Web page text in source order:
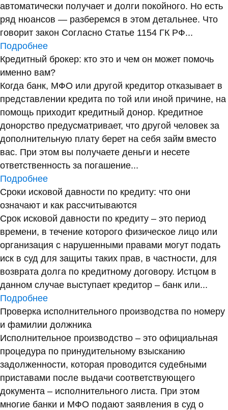
автоматически получает и долги покойного. Но есть
ряд нюансов — разберемся в этом детальнее. Что
говорит закон Согласно Статье 1154 ГК РФ...
Подробнее
Кредитный брокер: кто это и чем он может помочь
именно вам?
Когда банк, МФО или другой кредитор отказывает в
представлении кредита по той или иной причине, на
помощь приходит кредитный донор. Кредитное
донорство предусматривает, что другой человек за
дополнительную плату берет на себя займ вместо
вас. При этом вы получаете деньги и несете
ответственность за погашение...
Подробнее
Сроки исковой давности по кредиту: что они
означают и как рассчитываются
Срок исковой давности по кредиту – это период
времени, в течение которого физическое лицо или
организация с нарушенными правами могут подать
иск в суд для защиты таких прав, в частности, для
возврата долга по кредитному договору. Истцом в
данном случае выступает кредитор – банк или...
Подробнее
Проверка исполнительного производства по номеру
и фамилии должника
Исполнительное производство – это официальная
процедура по принудительному взысканию
задолженности, которая проводится судебными
приставами после выдачи соответствующего
документа – исполнительного листа. При этом
многие банки и МФО подают заявления в суд о